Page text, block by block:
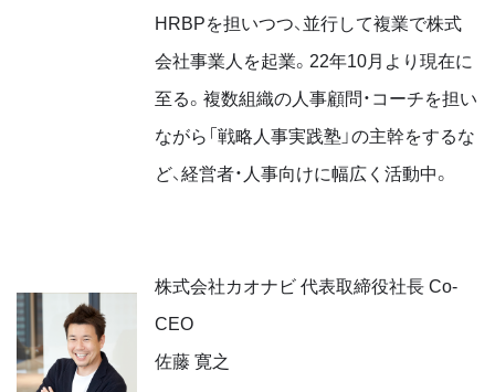
HRBPを担いつつ、並行して複業で株式
会社事業人を起業。22年10月より現在に
至る。複数組織の人事顧問・コーチを担い
ながら「戦略人事実践塾」の主幹をするな
ど、経営者・人事向けに幅広く活動中。
株式会社カオナビ 代表取締役社長 Co-
CEO
佐藤 寛之